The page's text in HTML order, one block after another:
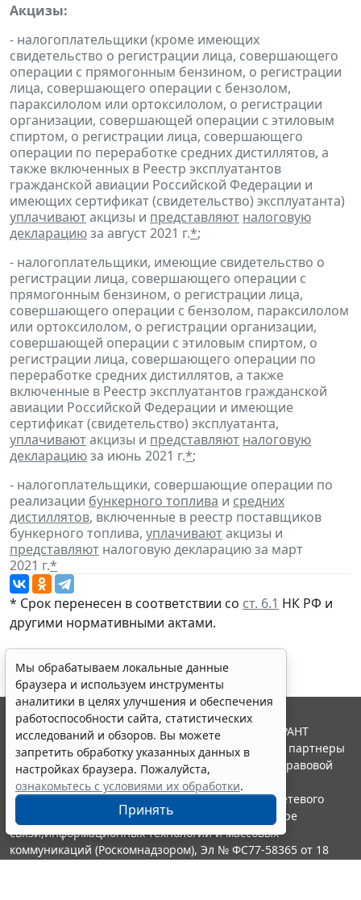
Акцизы:
- налогоплательщики (кроме имеющих
свидетельство о регистрации лица, совершающего
операции с прямогонным бензином, о регистрации
лица, совершающего операции с бензолом,
параксилолом или ортоксилолом, о регистрации
организации, совершающей операции с этиловым
спиртом, о регистрации лица, совершающего
операции по переработке средних дистиллятов, а
также включенных в Реестр эксплуатантов
гражданской авиации Российской Федерации и
имеющих сертификат (свидетельство) эксплуатанта)
уплачиваютакцизы и представляют налоговую
декларациюза август 2021 г.*;
- налогоплательщики, имеющие свидетельство о
регистрации лица, совершающего операции с
прямогонным бензином, о регистрации лица,
совершающего операции с бензолом, параксилолом
или ортоксилолом, о регистрации организации,
совершающей операции с этиловым спиртом, о
регистрации лица, совершающего операции по
переработке средних дистиллятов, а также
включенные в Реестр эксплуатантов гражданской
авиации Российской Федерации и имеющие
сертификат (свидетельство) эксплуатанта,
уплачиваютакцизы и представляют налоговую
декларациюза июнь 2021 г.*;
- налогоплательщики, совершающие операции по
реализации бункерного топлива и средних
дистиллятов, включенные в реестр поставщиков
бункерного топлива, уплачиваютакцизы и
представляют налоговую декларацию за март
2021 г.*
* Срок перенесен в соответствии со ст. 6.1 НК РФ и
другими нормативными актами.
Мы обрабатываем локальные данные
браузера и используем инструменты
аналитики в целях улучшения и обеспечения
работоспособности сайта, статистических
исследований и обзоров. Вы можете
запретить обработку указанных данных в
настройках браузера. Пожалуйста,
ознакомьтесь с условиями их обработки.
Принять
© ООО "НПП "ГАРАНТ-СЕРВИС", 2026. Система ГАРАНТ
выпускается с 1990 года. Компания "Гарант" и ее партнеры
являются участниками Российской ассоциации правовой
информации ГАРАНТ.
Портал ГАРАНТ.РУ зарегистрирован в качестве сетевого
издания Федеральной службой по надзору в сфере
связи,информационных технологий и массовых
коммуникаций (Роскомнадзором), Эл № ФС77-58365 от 18